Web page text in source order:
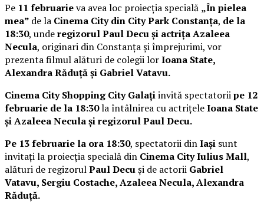
Pe 11 februarieva avea loc proiecția specială „În pielea
mea” de la Cinema City din City Park Constanța, de la
18:30, underegizorul Paul Decu și actrița Azaleea
Necula, originari din Constanța și împrejurimi, vor
prezenta filmul alături de colegii lorIoana State,
Alexandra Răduță și Gabriel Vatavu.
Cinema City Shopping City Galațiinvită spectatoriipe 12
februarie de la 18:30la întâlnirea cu actrițeleIoana State
și Azaleea Necula și regizorul Paul Decu.
Pe 13 februarie la ora 18:30, spectatorii dinIași sunt
invitați la proiecția specială din Cinema City Iulius Mall,
alături de regizorulPaul Decuși de actorii Gabriel
Vatavu, Sergiu Costache, Azaleea Necula, Alexandra
Răduță.